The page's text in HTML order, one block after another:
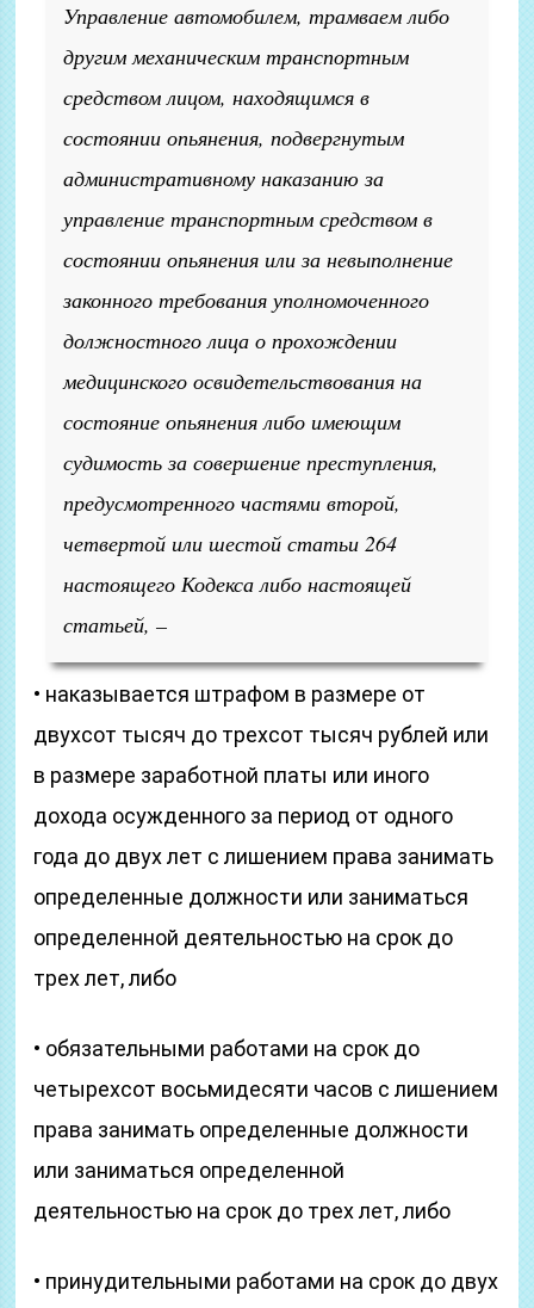
Управление автомобилем, трамваем либо
другим механическим транспортным
средством лицом, находящимся в
состоянии опьянения, подвергнутым
административному наказанию за
управление транспортным средством в
состоянии опьянения или за невыполнение
законного требования уполномоченного
должностного лица о прохождении
медицинского освидетельствования на
состояние опьянения либо имеющим
судимость за совершение преступления,
предусмотренного частями второй,
четвертой или шестой статьи 264
настоящего Кодекса либо настоящей
статьей, –
• наказывается штрафом в размере от
двухсот тысяч до трехсот тысяч рублей или
в размере заработной платы или иного
дохода осужденного за период от одного
года до двух лет с лишением права занимать
определенные должности или заниматься
определенной деятельностью на срок до
трех лет, либо
• обязательными работами на срок до
четырехсот восьмидесяти часов с лишением
права занимать определенные должности
или заниматься определенной
деятельностью на срок до трех лет, либо
• принудительными работами на срок до двух